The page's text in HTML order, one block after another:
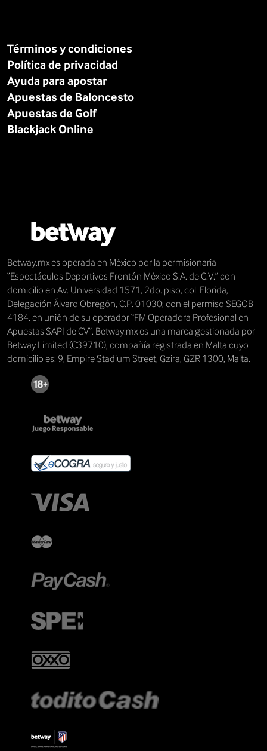
Términos y condiciones
Política de privacidad
Ayuda para apostar
Apuestas de Baloncesto
Apuestas de Golf
Blackjack Online
Betway.mx es operada en México por la permisionaria
“Espectáculos Deportivos Frontón México S.A. de C.V.” con
domicilio en Av. Universidad 1571, 2do. piso, col. Florida,
Delegación Álvaro Obregón, C.P. 01030; con el permiso SEGOB
4184, en unión de su operador “FM Operadora Profesional en
Apuestas SAPI de CV”. Betway.mx es una marca gestionada por
Betway Limited (C39710), compañía registrada en Malta cuyo
domicilio es: 9, Empire Stadium Street, Gzira, GZR 1300, Malta.